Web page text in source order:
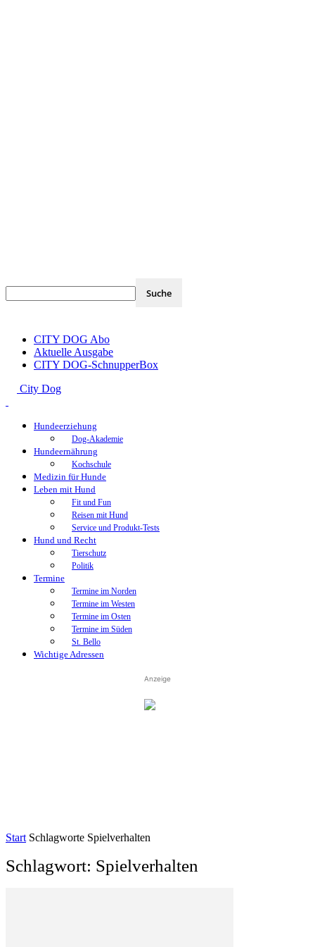
CITY DOG Abo
Aktuelle Ausgabe
CITY DOG-SchnupperBox
City Dog
Hundeerziehung
Dog-Akademie
Hundeernährung
Kochschule
Medizin für Hunde
Leben mit Hund
Fit und Fun
Reisen mit Hund
Service und Produkt-Tests
Hund und Recht
Tierschutz
Politik
Termine
Termine im Norden
Termine im Westen
Termine im Osten
Termine im Süden
St. Bello
Wichtige Adressen
Anzeige
Start Schlagworte Spielverhalten
Schlagwort: Spielverhalten